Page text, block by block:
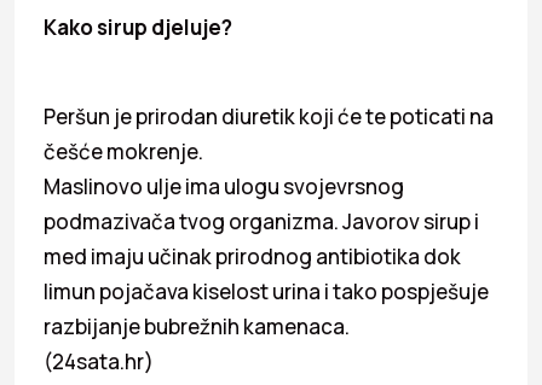
Kako sirup djeluje?
Peršun je prirodan diuretik koji će te poticati na
češće mokrenje.
Maslinovo ulje ima ulogu svojevrsnog
podmazivača tvog organizma. Javorov sirup i
med imaju učinak prirodnog antibiotika dok
limun pojačava kiselost urina i tako pospješuje
razbijanje bubrežnih kamenaca.
(24sata.hr)